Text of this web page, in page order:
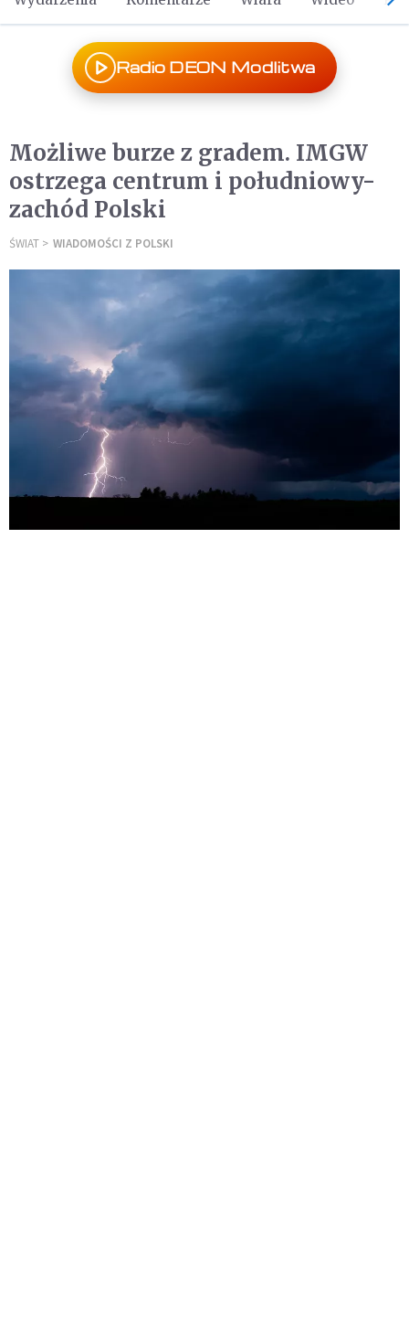
Radio DEON Modlitwa
Możliwe burze z gradem. IMGW
ostrzega centrum i południowy-
zachód Polski
ŚWIAT WIADOMOŚCI Z POLSKI